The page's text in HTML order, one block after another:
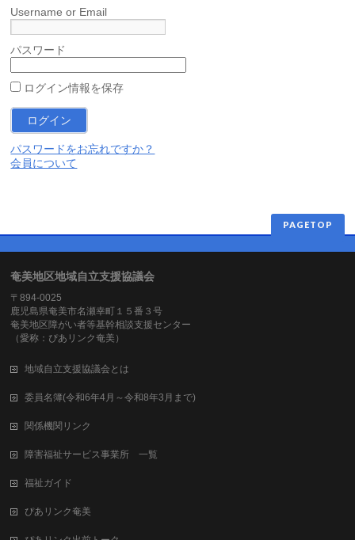
Username or Email
パスワード
ログイン情報を保存
パスワードをお忘れですか？
会員について
PAGETOP
奄美地区地域自立支援協議会
〒894-0025
鹿児島県奄美市名瀬幸町１５番３号
奄美地区障がい者等基幹相談支援センター
（愛称：ぴあリンク奄美）
地域自立支援協議会とは
委員名簿(令和6年4月～令和8年3月まで)
関係機関リンク
障害福祉サービス事業所 一覧
福祉ガイド
ぴあリンク奄美